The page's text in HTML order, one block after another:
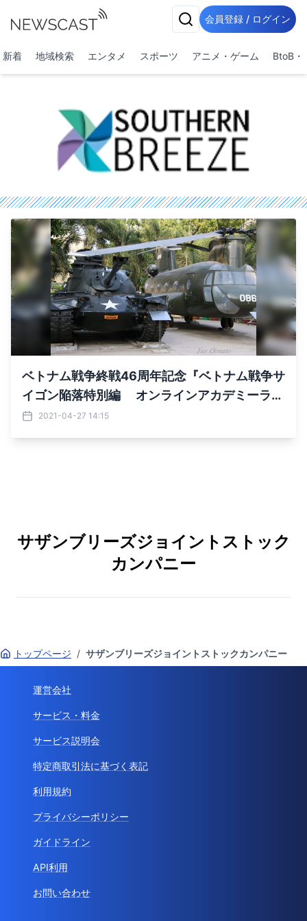
会員登録 / ログイン
新着 地域検索 エンタメ スポーツ アニメ・ゲーム BtoB・
ベトナム戦争終戦46周年記念『ベトナム戦争サ
イゴン陥落特別編 オンラインアカデミーライ
ブチャット』を2021年4月30日に開催
2021-04-27 14:15
サザンブリーズジョイントストック
カンパニー
トップページ / サザンブリーズジョイントストックカンパニー
運営会社
サービス・料金
サービス説明会
特定商取引法に基づく表記
利用規約
プライバシーポリシー
ガイドライン
API利用
お問い合わせ